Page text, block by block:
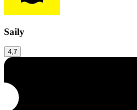
Saily
4,7